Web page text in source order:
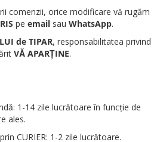
comenzii, orice modificare vă rugăm
pe email sau WhatsApp.
de TIPAR, responsabilitatea privind
VĂ APARȚINE.
1-14 zile lucrătoare în funcție de
ales.
CURIER: 1-2 zile lucrătoare.